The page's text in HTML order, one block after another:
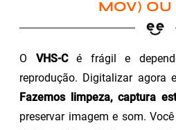
MOV) OU
O VHS-Cé frágil e
reprodução. Digitalizar agora
Fazemos limpeza, captura
preservar imagem e som.